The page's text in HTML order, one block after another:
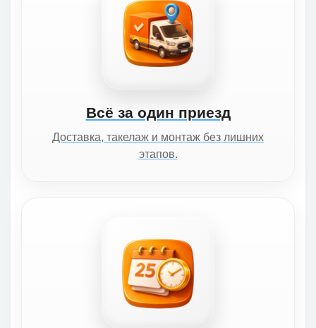
Всё за один приезд
Доставка, такелаж и монтаж без лишних
этапов.